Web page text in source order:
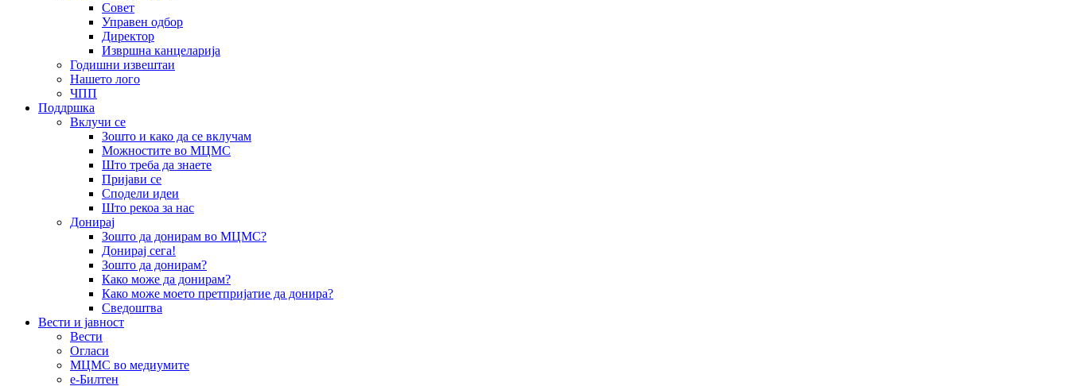
Совет
Управен одбор
Директор
Извршна канцеларија
Годишни извештаи
Нашето лого
ЧПП
Поддршка
Вклучи се
Зошто и како да се вклучам
Можностите во МЦМС
Што треба да знаете
Пријави се
Сподели идеи
Што рекоа за нас
Донирај
Зошто да донирам во МЦМС?
Донирај сега!
Зошто да донирам?
Како може да донирам?
Како може моето претпријатие да донира?
Сведоштва
Вести и јавност
Вести
Огласи
МЦМС во медиумите
е-Билтен